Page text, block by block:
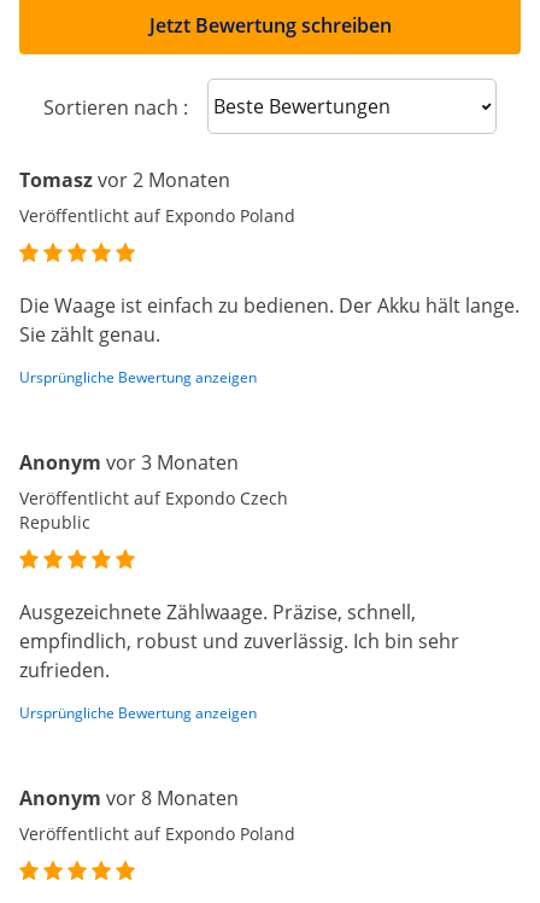
Jetzt Bewertung schreiben
Sortieren nach : Sort reviews
Tomaszvor 2 Monaten
Veröffentlicht auf Expondo Poland
Die Waage ist einfach zu bedienen. Der Akku hält lange.
Sie zählt genau.
Ursprüngliche Bewertung anzeigen
Anonym vor 3 Monaten
Veröffentlicht auf Expondo Czech
Republic
Ausgezeichnete Zählwaage. Präzise, schnell,
empfindlich, robust und zuverlässig. Ich bin sehr
zufrieden.
Ursprüngliche Bewertung anzeigen
Anonym vor 8 Monaten
Veröffentlicht auf Expondo Poland